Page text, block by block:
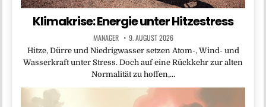
Klimakrise: Energie unter Hitzestress
MANAGER 9. AUGUST 2026
Hitze, Dürre und Niedrigwasser setzen Atom-, Wind- und
Wasserkraft unter Stress. Doch auf eine Rückkehr zur alten
Normalität zu hoffen,…